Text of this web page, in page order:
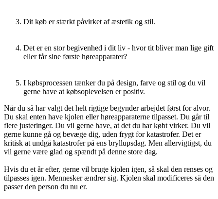
Dit køb er stærkt påvirket af æstetik og stil.
Det er en stor begivenhed i dit liv - hvor tit bliver man lige gift
eller får sine første høreapparater?
I købsprocessen tænker du på design, farve og stil og du vil
gerne have at købsoplevelsen er positiv.
Når du så har valgt det helt rigtige begynder arbejdet først for alvor.
Du skal enten have kjolen eller høreapparaterne tilpasset. Du går til
flere justeringer. Du vil gerne have, at det du har købt virker. Du vil
gerne kunne gå og bevæge dig, uden frygt for katastrofer. Det er
kritisk at undgå katastrofer på ens bryllupsdag. Men allervigtigst, du
vil gerne være glad og spændt på denne store dag.
Hvis du et år efter, gerne vil bruge kjolen igen, så skal den renses og
tilpasses igen. Mennesker ændrer sig. Kjolen skal modificeres så den
passer den person du nu er.